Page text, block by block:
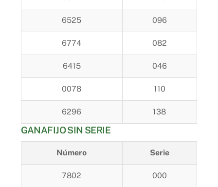
6525 096
6774 082
6415 046
0078 110
6296 138
GANAFIJO SIN SERIE
Número Serie
7802 000